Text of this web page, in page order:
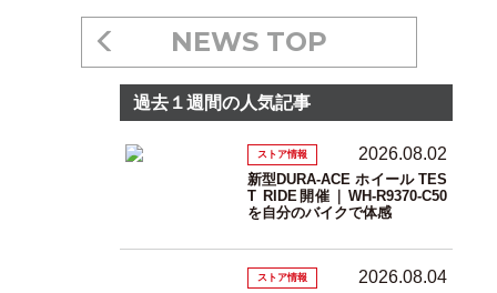
NEWS TOP
過去１週間の人気記事
ストア情報 2026.08.02
新型DURA-ACE ホイール TES
T RIDE開催｜WH-R9370-C50
を自分のバイクで体感
ストア情報 2026.08.04